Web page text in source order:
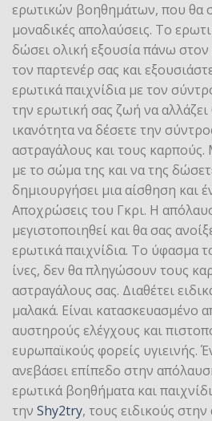
ερωτικών βοηθημάτων, που θα
μοναδικές απολαύσεις. Το
δώσει ολική εξουσία πάνω
τον παρτενέρ σας και
ερωτικά παιχνίδια με τον
την ερωτική σας ζωή να αλλάζει
ικανότητα να δέσετε την
αστραγάλους και τους καρπούς.
με το σώμα της και να της
δημιουργήσει μια αίσθηση και
Αποχρώσεις του Γκρι. Η
μεγιστοποιηθεί και θα σας
ερωτικά παιχνίδια. Το ύφασμα
ίνες, δεν θα πληγώσουν τους
αστραγάλους σας. Διαθέτει
μαλακά. Είναι κατασκευασμένο
αυστηρούς ελέγχους και
ευρωπαϊκούς φορείς υγιεινής.
ανεβάσει επίπεδο στην
ερωτικά βοηθήματα και
την Shy2try, τους ειδικούς